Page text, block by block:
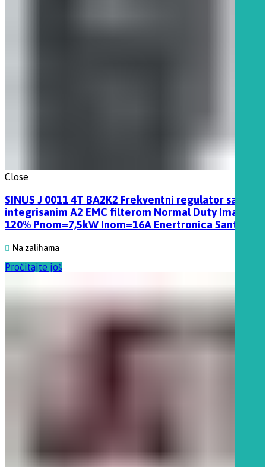
Close
SINUS J 0011 4T BA2K2 Frekventni regulator sa
integrisanim A2 EMC filterom Normal Duty Imax
120% Pnom=7,5kW Inom=16A Enertronica Santerno
Na zalihama
Pročitajte još